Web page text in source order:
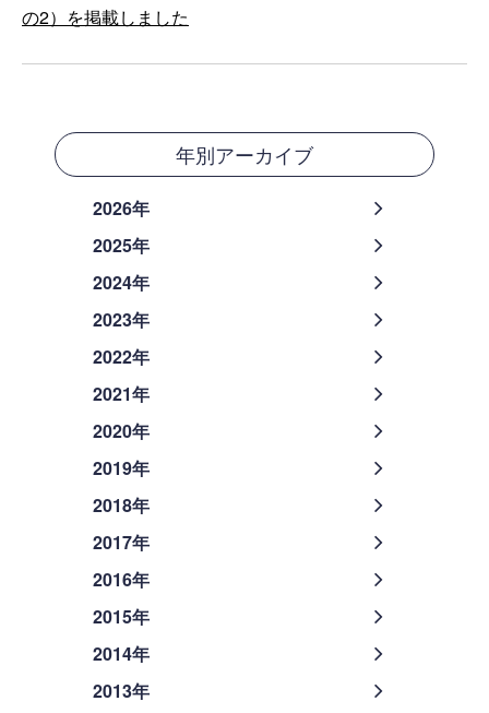
の2）を掲載しました
年別アーカイブ
2026年
2025年
2024年
2023年
2022年
2021年
2020年
2019年
2018年
2017年
2016年
2015年
2014年
2013年